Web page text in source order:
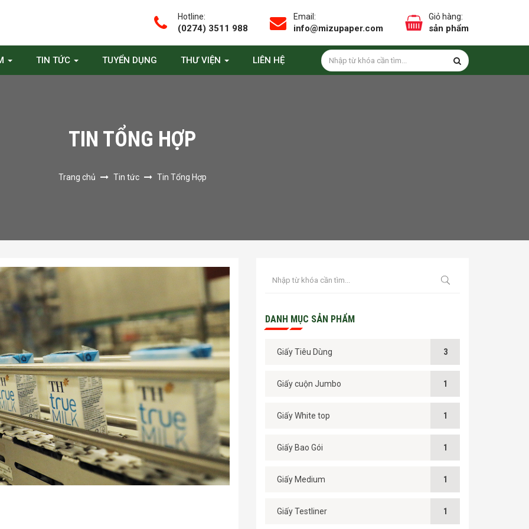
Hotline:
(0274) 3511 988
Email:
info@mizupaper.com
Giỏ hàng:
sản phẩm
TIN TỨC TUYỂN DỤNG THƯ VIỆN LIÊN HỆ
TIN TỔNG HỢP
Trang chủ Tin tức Tin Tổng Hợp
DANH MỤC SẢN PHẨM
Giấy Tiêu Dùng 3
Giấy cuộn Jumbo 1
Giấy White top 1
Giấy Bao Gói 1
Giấy Medium 1
Giấy Testliner 1